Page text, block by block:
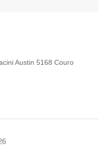
Austin 5168 Couro